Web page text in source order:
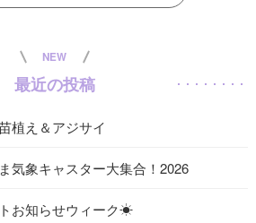
NEW
最近の投稿
植え＆アジサイ
気象キャスター大集合！2026
お知らせウィーク☀